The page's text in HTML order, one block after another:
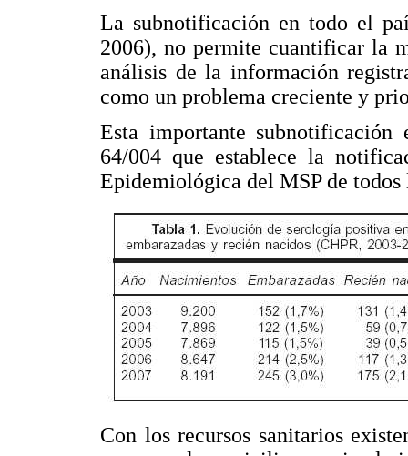
La subnotificación en todo el
2006), no permite cuantificar la
análisis de la información
como un problema creciente y
Esta importante
64/004 que establece la
Epidemiológica del MSP de
Con los recursos sanitarios